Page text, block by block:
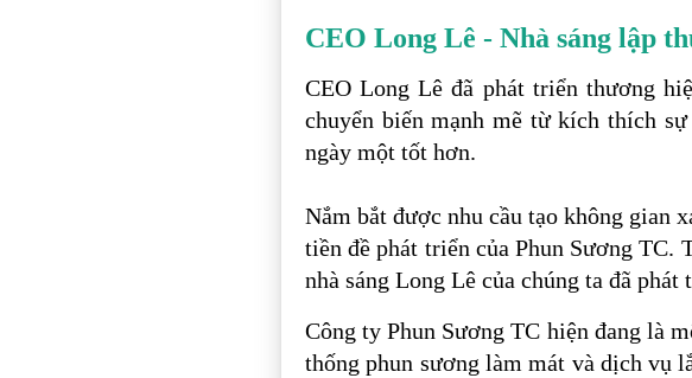
CEO Long Lê - Nhà sáng lập
CEO Long Lê đã phát triển thương
chuyển biến mạnh mẽ từ kích thích
ngày một tốt hơn.
Nắm bắt được nhu cầu tạo không gian
tiền đề phát triển của Phun Sương TC.
nhà sáng Long Lê của chúng ta đã
Công ty Phun Sương TC hiện đang là
thống phun sương làm mát và dịch vụ